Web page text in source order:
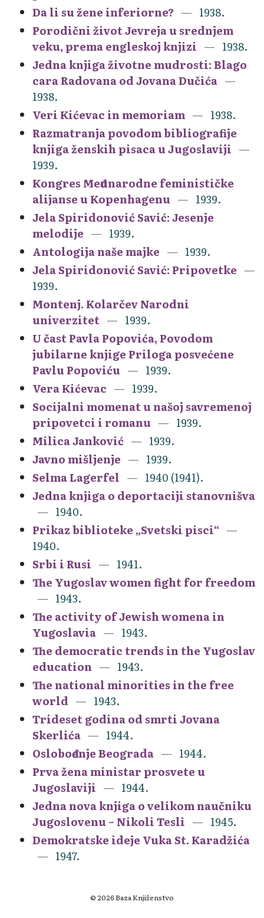
Da li su žene inferiorne?
1938.
Porodični život Jevreja u srednjem
veku, prema engleskoj knjizi
1938.
Jedna knjiga životne mudrosti: Blago
cara Radovana od Jovana Dučića
1938.
Veri Kićevac in memoriam
1938.
Razmatranja povodom bibliografije
knjiga ženskih pisaca u Jugoslaviji
1939.
Kongres Međunarodne feminističke
alijanse u Kopenhagenu
1939.
Jela Spiridonović Savić: Jesenje
melodije
1939.
Antologija naše majke
1939.
Jela Spiridonović Savić: Pripovetke
1939.
Montenj. Kolarčev Narodni
univerzitet
1939.
U čast Pavla Popovića, Povodom
jubilarne knjige Priloga posvećene
Pavlu Popoviću
1939.
Vera Kićevac
1939.
Socijalni momenat u našoj savremenoj
pripovetci i romanu
1939.
Milica Janković
1939.
Javno mišljenje
1939.
Selma Lagerfel
1940 (1941).
Jedna knjiga o deportaciji stanovnišva
1940.
Prikaz biblioteke „Svetski pisci“
1940.
Srbi i Rusi
1941.
The Yugoslav women fight for freedom
1943.
The activity of Jewish womena in
Yugoslavia
1943.
The democratic trends in the Yugoslav
education
1943.
The national minorities in the free
world
1943.
Trideset godina od smrti Jovana
Skerlića
1944.
Oslobođenje Beograda
1944.
Prva žena ministar prosvete u
Jugoslaviji
1944.
Jedna nova knjiga o velikom naučniku
Jugoslovenu – Nikoli Tesli
1945.
Demokratske ideje Vuka St. Karadžića
1947.
© 2026 Baza Knjiženstvo